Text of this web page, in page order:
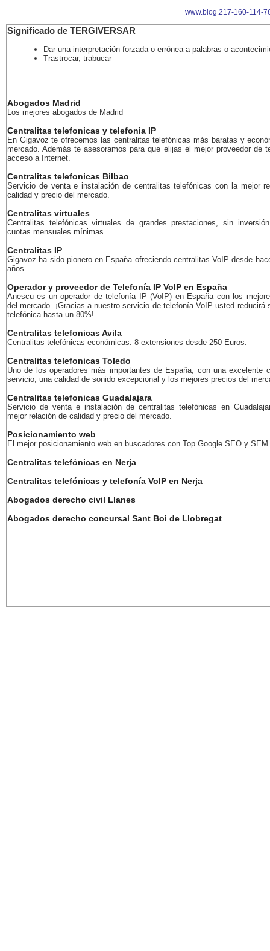
www.blog.217-160-114-
Significado de TERGIVERSAR
Dar una interpretación forzada o errónea a palabras o
Trastrocar, trabucar
Abogados Madrid
Los mejores abogados de Madrid
Centralitas telefonicas y telefonia IP
En Gigavoz te ofrecemos las centralitas telefónicas más baratas y
mercado. Además te asesoramos para que elijas el mejor proveedor de
acceso a Internet.
Centralitas telefonicas Bilbao
Servicio de venta e instalación de centralitas telefónicas con la mejor
calidad y precio del mercado.
Centralitas virtuales
Centralitas telefónicas virtuales de grandes prestaciones, sin
cuotas mensuales mínimas.
Centralitas IP
Gigavoz ha sido pionero en España ofreciendo centralitas VoIP desde
años.
Operador y proveedor de Telefonía IP VoIP en España
Anescu es un operador de telefonía IP (VoIP) en España con los
del mercado. ¡Gracias a nuestro servicio de telefonía VoIP usted reducirá
telefónica hasta un 80%!
Centralitas telefonicas Avila
Centralitas telefónicas económicas. 8 extensiones desde 250 Euros.
Centralitas telefonicas Toledo
Uno de los operadores más importantes de España, con una excelente
servicio, una calidad de sonido excepcional y los mejores precios del
Centralitas telefonicas Guadalajara
Servicio de venta e instalación de centralitas telefónicas en
mejor relación de calidad y precio del mercado.
Posicionamiento web
El mejor posicionamiento web en buscadores con Top Google SEO y SEM
Centralitas telefónicas en Nerja
Centralitas telefónicas y telefonía VoIP en Nerja
Abogados derecho civil Llanes
Abogados derecho concursal Sant Boi de Llobregat